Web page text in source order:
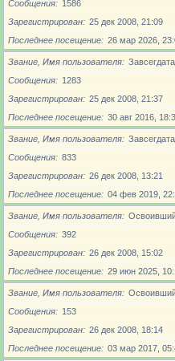
Сообщения
1586
Зарегистрирован
25 дек 2008, 21:09
Последнее посещение
26 мар 2026,
Звание, Имя пользователя
Сообщения
1283
Зарегистрирован
25 дек 2008, 21:37
Последнее посещение
30 авг 2016,
Звание, Имя пользователя
Сообщения
833
Зарегистрирован
26 дек 2008, 13:21
Последнее посещение
04 фев 2019,
Звание, Имя пользователя
Сообщения
392
Зарегистрирован
26 дек 2008, 15:02
Последнее посещение
29 июн 2025,
Звание, Имя пользователя
Сообщения
153
Зарегистрирован
26 дек 2008, 18:14
Последнее посещение
03 мар 2017,